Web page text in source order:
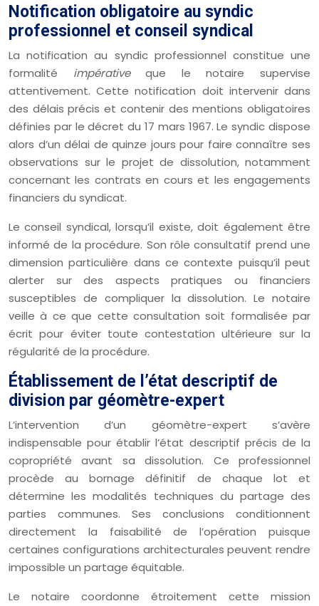
Notification obligatoire au syndic
professionnel et conseil syndical
La notification au syndic professionnel constitue une
formalité impérativeque le notaire supervise
attentivement. Cette notification doit intervenir dans
des délais précis et contenir des mentions obligatoires
définies par le décret du 17 mars 1967. Le syndic dispose
alors d’un délai de quinze jours pour faire connaître ses
observations sur le projet de dissolution, notamment
concernant les contrats en cours et les engagements
financiers du syndicat.
Le conseil syndical, lorsqu’il existe, doit également être
informé de la procédure. Son rôle consultatif prend une
dimension particulière dans ce contexte puisqu’il peut
alerter sur des aspects pratiques ou financiers
susceptibles de compliquer la dissolution. Le notaire
veille à ce que cette consultation soit formalisée par
écrit pour éviter toute contestation ultérieure sur la
régularité de la procédure.
Établissement de l’état descriptif de
division par géomètre-expert
L’intervention d’un géomètre-expert s’avère
indispensable pour établir l’état descriptif précis de la
copropriété avant sa dissolution. Ce professionnel
procède au bornage définitif de chaque lot et
détermine les modalités techniques du partage des
parties communes. Ses conclusions conditionnent
directement la faisabilité de l’opération puisque
certaines configurations architecturales peuvent rendre
impossible un partage équitable.
Le notaire coordonne étroitement cette mission